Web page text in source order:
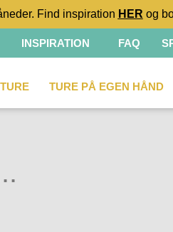
Find inspiration HER og
INSPIRATION FAQ
TURE PÅ EGEN HÅND